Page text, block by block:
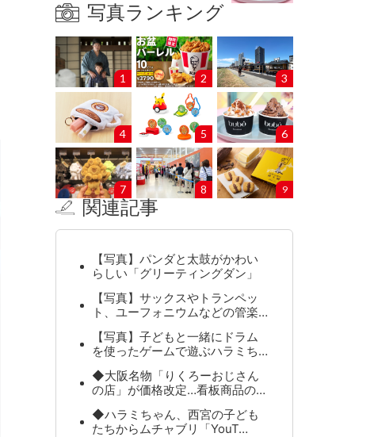
写真ランキング
1 2 3
4 5 6
7 8 9
関連記事
【写真】パンダと太鼓がかわい
らしい「グリーティングダン」
【写真】サックスやトランペッ
ト、ユーフォニウムなどの管楽…
【写真】子どもと一緒にドラム
を使ったゲームで遊ぶハラミち…
◆大阪名物「りくろーおじさん
の店」が価格改定…看板商品の…
◆ハラミちゃん、西宮の子ども
たちからムチャブリ「YouT…